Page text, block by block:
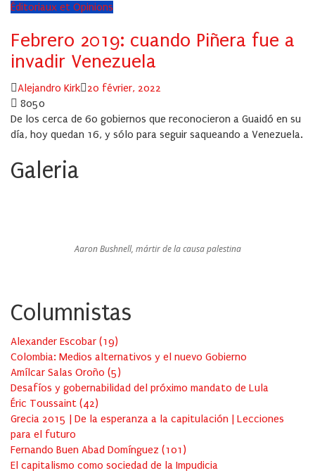
Éditoriaux et Opinions
Febrero 2019: cuando Piñera fue a
invadir Venezuela
Author
Alejandro Kirk
Posted
20 février, 2022
8050
De los cerca de 60 gobiernos que reconocieron a Guaidó en su
día, hoy quedan 16, y sólo para seguir saqueando a Venezuela.
Galeria
Aaron Bushnell, mártir de la causa palestina
Columnistas
Alexander Escobar (19)
Colombia: Medios alternativos y el nuevo Gobierno
Amílcar Salas Oroño (5)
Desafíos y gobernabilidad del próximo mandato de Lula
Éric Toussaint (42)
Grecia 2015 | De la esperanza a la capitulación | Lecciones
para el futuro
Fernando Buen Abad Domínguez (101 )
El capitalismo como sociedad de la Impudicia